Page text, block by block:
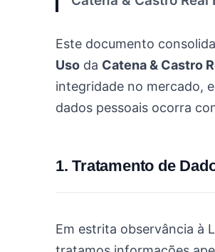
Este documento
Uso da Catena & Castro
integridade no mercado,
dados pessoais ocorra
1. Tratamento de
Em estrita observância à